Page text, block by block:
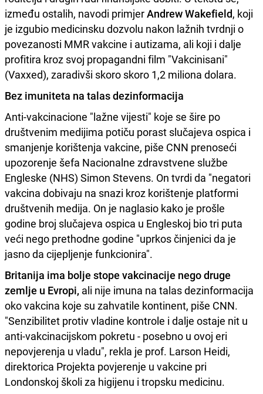
između ostalih, navodi primjerAndrew Wakefield, koji
je izgubio medicinsku dozvolu nakon lažnih tvrdnji o
povezanosti MMR vakcine i autizama, ali koji i dalje
profitira kroz svoj propagandni film "Vakcinisani"
(Vaxxed), zaradivši skoro skoro 1,2 miliona dolara.
Bez imuniteta na talas dezinformacija
Anti-vakcinacione "lažne vijesti" koje se šire po
društvenim medijima potiču porast slučajeva ospica i
smanjenje korištenja vakcine, piše CNN prenoseći
upozorenje šefa Nacionalne zdravstvene službe
Engleske (NHS) Simon Stevens. On tvrdi da "negatori
vakcina dobivaju na snazi kroz korištenje platformi
društvenih medija. On je naglasio kako je prošle
godine broj slučajeva ospica u Engleskoj bio tri puta
veći nego prethodne godine "uprkos činjenici da je
jasno da cijepljenje funkcionira".
Britanija ima bolje stope vakcinacije nego druge
zemlje u Evropi, ali nije imuna na talas dezinformacija
oko vakcina koje su zahvatile kontinent, piše CNN.
"Senzibilitet protiv vladine kontrole i dalje ostaje nit u
anti-vakcinacijskom pokretu - posebno u ovoj eri
nepovjerenja u vladu", rekla je prof. Larson Heidi,
direktorica Projekta povjerenje u vakcine pri
Londonskoj školi za higijenu i tropsku medicinu.